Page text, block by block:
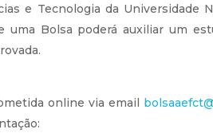
e Tecnologia da Universidade
uma Bolsa poderá auxiliar um
online via email